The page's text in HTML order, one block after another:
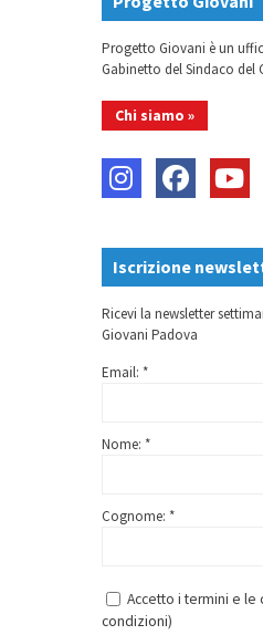
Progetto Giovani è un
Gabinetto del Sindaco del
Chi siamo »
Iscrizione
Ricevi la newsletter
Giovani Padova
Email: *
Nome: *
Cognome: *
Accetto i termini e le
condizioni)